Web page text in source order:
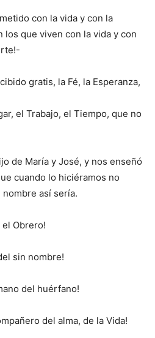
con la vida y con la
los que viven con la vida y con
gratis, la Fé, la Esperanza,
el Trabajo, el Tiempo, que no
de María y José, y nos enseñó
cuando lo hiciéramos no
así sería.
el Obrero!
sin nombre!
del huérfano!
del alma, de la Vida!